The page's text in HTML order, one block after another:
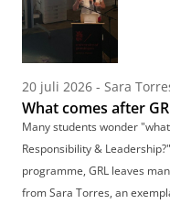
20 juli 2026 - Sara
What comes after
Many students wonder
Responsibility &
programme, GRL leaves
from Sara Torres, an